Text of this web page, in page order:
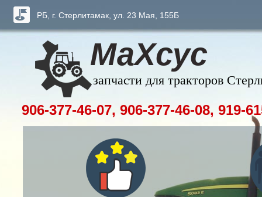
МаХсус
запчасти для тракторов
РБ, г. Стерлитамак, ул. 23 Мая, 155Б
906-377-46-07, 906-377-46-08, 919-